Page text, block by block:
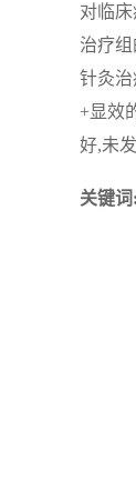
对临
治疗
针灸
+显效
好,未
关键词: